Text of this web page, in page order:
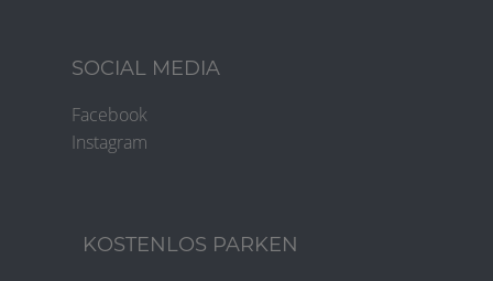
SOCIAL MEDIA
Facebook
Instagram
KOSTENLOS PARKEN